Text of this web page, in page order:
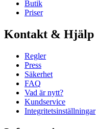
Butik
Priser
Kontakt & Hjälp
Regler
Press
Säkerhet
FAQ
Vad är nytt?
Kundservice
Integritetsinställningar